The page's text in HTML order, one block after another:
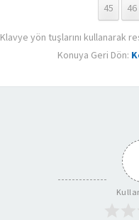
45
46
Klavye yön tuşlarını kullanarak
Konuya Geri Dön: